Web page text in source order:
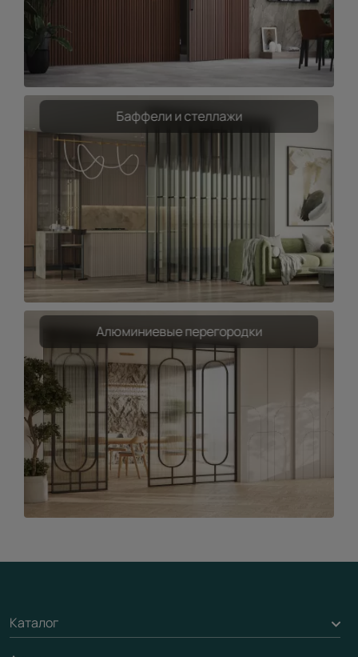
Баффели и стеллажи
Алюминиевые перегородки
Каталог